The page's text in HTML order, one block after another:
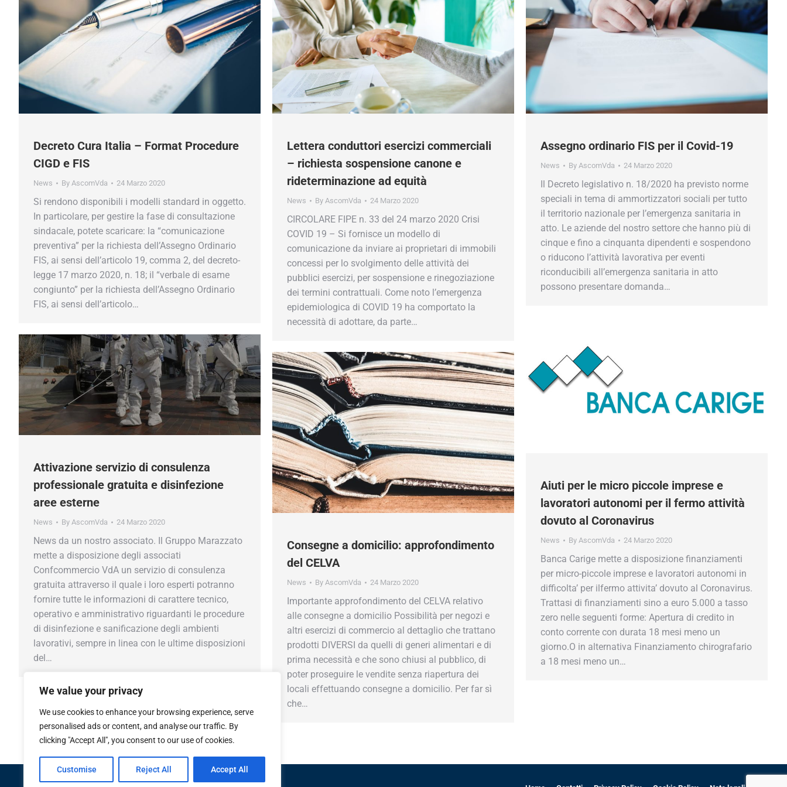
We value your privacy
We use cookies to enhance your browsing experience, serve
personalised ads or content, and analyse our traffic. By
clicking "Accept All", you consent to our use of cookies.
Customise Reject All Accept All
Decreto Cura Italia – Format Procedure
CIGD e FIS
News By AscomVda 24 Marzo 2020
Si rendono disponibili i modelli standard in oggetto.
In particolare, per gestire la fase di consultazione
sindacale, potete scaricare: la “comunicazione
preventiva” per la richiesta dell’Assegno Ordinario
FIS, ai sensi dell’articolo 19, comma 2, del decreto-
legge 17 marzo 2020, n. 18; il “verbale di esame
congiunto” per la richiesta dell’Assegno Ordinario
FIS, ai sensi dell’articolo…
Lettera conduttori esercizi commerciali
– richiesta sospensione canone e
rideterminazione ad equità
News By AscomVda 24 Marzo 2020
CIRCOLARE FIPE n. 33 del 24 marzo 2020 Crisi
COVID 19 – Si fornisce un modello di
comunicazione da inviare ai proprietari di immobili
concessi per lo svolgimento delle attività dei
pubblici esercizi, per sospensione e rinegoziazione
dei termini contrattuali. Come noto l’emergenza
epidemiologica di COVID 19 ha comportato la
necessità di adottare, da parte…
Assegno ordinario FIS per il Covid-19
News By AscomVda 24 Marzo 2020
Il Decreto legislativo n. 18/2020 ha previsto norme
speciali in tema di ammortizzatori sociali per tutto
il territorio nazionale per l’emergenza sanitaria in
atto. Le aziende del nostro settore che hanno più di
cinque e fino a cinquanta dipendenti e sospendono
o riducono l’attività lavorativa per eventi
riconducibili all’emergenza sanitaria in atto
possono presentare domanda…
Aiuti per le micro piccole imprese e
lavoratori autonomi per il fermo attività
dovuto al Coronavirus
News By AscomVda 24 Marzo 2020
Banca Carige mette a disposizione finanziamenti
per micro-piccole imprese e lavoratori autonomi in
difficolta’ per ilfermo attivita’ dovuto al Coronavirus.
Trattasi di finanziamenti sino a euro 5.000 a tasso
zero nelle seguenti forme: Apertura di credito in
conto corrente con durata 18 mesi meno un
giorno.O in alternativa Finanziamento chirografario
a 18 mesi meno un…
Attivazione servizio di consulenza
professionale gratuita e disinfezione
aree esterne
News By AscomVda 24 Marzo 2020
News da un nostro associato. Il Gruppo Marazzato
mette a disposizione degli associati
Confcommercio VdA un servizio di consulenza
gratuita attraverso il quale i loro esperti potranno
fornire tutte le informazioni di carattere tecnico,
operativo e amministrativo riguardanti le procedure
di disinfezione e sanificazione degli ambienti
lavorativi, sempre in linea con le ultime disposizioni
del…
Consegne a domicilio: approfondimento
del CELVA
News By AscomVda 24 Marzo 2020
Importante approfondimento del CELVA relativo
alle consegne a domicilio Possibilità per negozi e
altri esercizi di commercio al dettaglio che trattano
prodotti DIVERSI da quelli di generi alimentari e di
prima necessità e che sono chiusi al pubblico, di
poter proseguire le vendite senza riapertura dei
locali effettuando consegne a domicilio. Per far sì
che…
Confcommercio Valle d'Aosta